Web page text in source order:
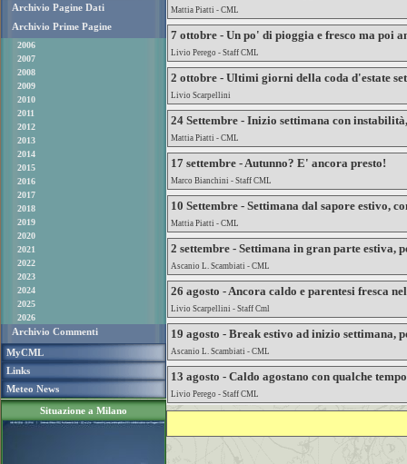
Archivio Pagine Dati
Archivio Prime Pagine
2006
2007
2008
2009
2010
2011
2012
2013
2014
2015
2016
2017
2018
2019
2020
2021
2022
2023
2024
2025
2026
Archivio Commenti
MyCML
Links
Meteo News
Situazione a Milano
Mattia Piatti - CML
7 ottobre - Un po' di pioggia e fresco ma poi
Livio Perego - Staff CML
2 ottobre - Ultimi giorni della coda d'estate
Livio Scarpellini
24 Settembre - Inizio settimana con
Mattia Piatti - CML
17 settembre - Autunno? E' ancora presto!
Marco Bianchini - Staff CML
10 Settembre - Settimana dal sapore estivo,
Mattia Piatti - CML
2 settembre - Settimana in gran parte estiva,
Ascanio L. Scambiati - CML
26 agosto - Ancora caldo e parentesi fresca
Livio Scarpellini - Staff Cml
19 agosto - Break estivo ad inizio settimana,
Ascanio L. Scambiati - CML
13 agosto - Caldo agostano con qualche
Livio Perego - Staff CML